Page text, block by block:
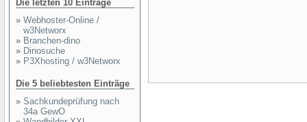
Die letzten 10 Einträge
» Webhoster-Online /
w3Networx
» Branchen-dino
» Dinosuche
» P3Xhosting / w3Networx
Die 5 beliebtesten Einträge
» Sachkundeprüfung nach
34a GewO